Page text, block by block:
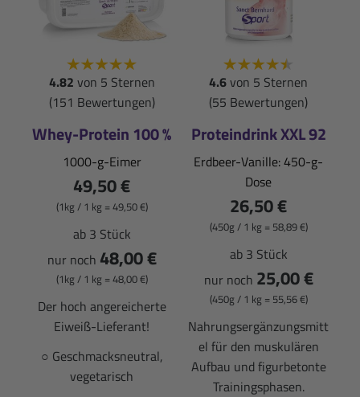
4.82 von 5 Sternen
(151 Bewertungen)
Whey-Protein 100 %
1000-g-Eimer
49,50 €
(1kg / 1 kg = 49,50 €)
ab 3 Stück
nur noch 48,00 €
(1kg / 1 kg = 48,00 €)
Der hoch angereicherte
Eiweiß-Lieferant!
○ Geschmacksneutral,
vegetarisch
4.6von 5 Sternen
(55 Bewertungen)
Proteindrink XXL 92
Erdbeer-Vanille: 450-g-
Dose
26,50 €
(450g / 1 kg = 58,89 €)
ab 3 Stück
nur noch 25,00 €
(450g / 1 kg = 55,56 €)
Nahrungsergänzungsmitt
el für den muskulären
Aufbau und figurbetonte
Trainingsphasen.